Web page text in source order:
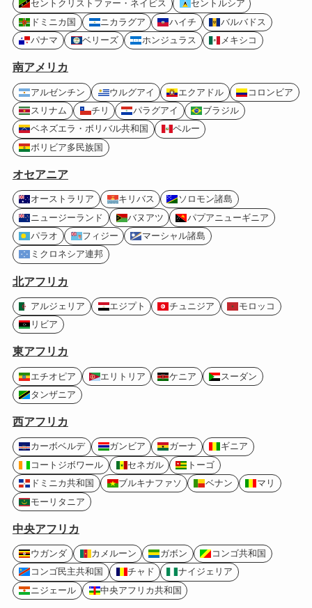
セントクリストファー・ネイビス
セントルシア
ドミニカ国
ニカラグア ハイチ
バルバドス
パナマ
ベリーズ ホンジュラス メキシコ
南アメリカ
アルゼンチン ウルグアイ エクアドル
コロンビア
スリナム
チリ パラグアイ
ブラジル
ベネズエラ・ボリバル共和国
ペルー
ボリビア多民族国
オセアニア
オーストラリア キリバス
ソロモン諸島
ニュージーランド
バヌアツ
パプアニューギニア
パラオ
フィジー
マーシャル諸島
ミクロネシア連邦
北アフリカ
アルジェリア エジプト チュニジア
モロッコ
リビア
東アフリカ
エチオピア エリトリア ケニア
スーダン
タンザニア
西アフリカ
カーボベルデ ガンビア ガーナ
ギニア
コートジボワール
セネガル
トーゴ
ドミニカ共和国
ブルキナファソ ベナン
マリ
モーリタニア
中央アフリカ
ウガンダ カメルーン ガボン
コンゴ共和国
コンゴ民主共和国
チャド
ナイジェリア
ニジェール
中央アフリカ共和国